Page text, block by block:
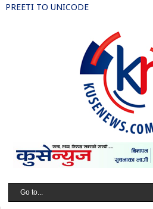
PREETI TO UNICODE